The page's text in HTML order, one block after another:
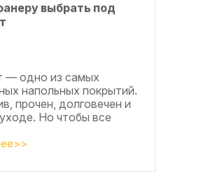
выбрать под
— одно из самых
напольных покрытий.
прочен, долговечен и
Но чтобы все
раскрылись, важно...